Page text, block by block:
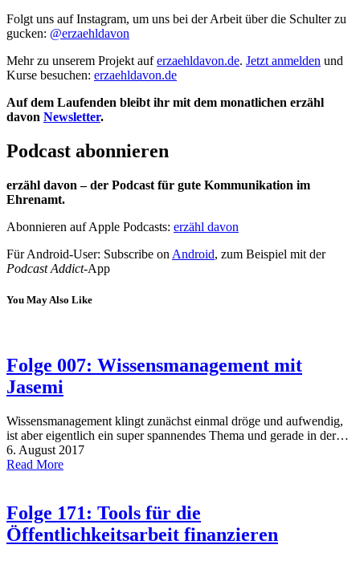
Folgt uns auf Instagram, um uns bei der Arbeit über die Schulter zu
gucken: @erzaehldavon
Mehr zu unserem Projekt auferzaehldavon.de. Jetzt anmelden und
Kurse besuchen: erzaehldavon.de
Auf dem Laufenden bleibt ihr mit dem monatlichen erzähl
davon Newsletter.
Podcast abonnieren
erzähl davon – der Podcast für gute Kommunikation im
Ehrenamt.
Abonnieren auf Apple Podcasts: erzähl davon
Für Android-User: Subscribe on Android, zum Beispiel mit der
Podcast Addict-App
You May Also Like
Folge 007: Wissensmanagement mit
Jasemi
Wissensmanagement klingt zunächst einmal dröge und aufwendig,
ist aber eigentlich ein super spannendes Thema und gerade in der…
6. August 2017
Read More
Folge 171: Tools für die
Öffentlichkeitsarbeit finanzieren